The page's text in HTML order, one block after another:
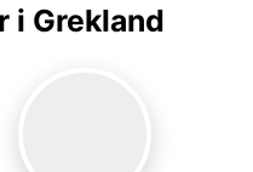
i Grekland